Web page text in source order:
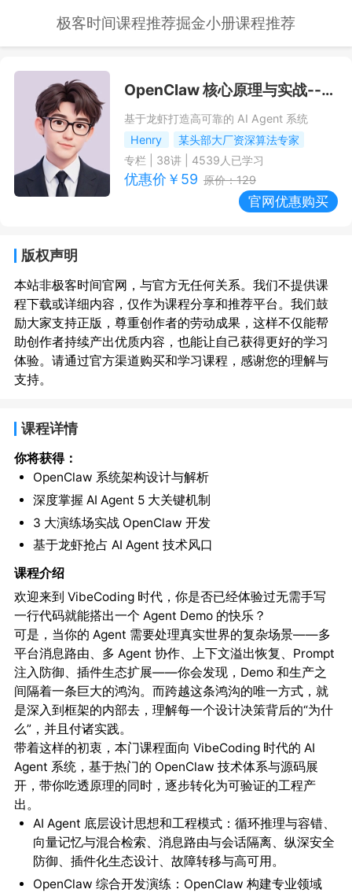
极客时间课程推荐掘金小册课程推荐
OpenClaw 核心原理与实战--极客时间课程推荐/优惠
基于龙虾打造高可靠的 AI Agent 系统
Henry
某头部大厂资深算法专家
专栏
38讲 | 4539 人已学习
优惠价￥ 59 原价：129
官网优惠购买
版权声明
本站非极客时间官网，与官方无任何关系。我们不提供课
程下载或详细内容，仅作为课程分享和推荐平台。我们鼓
励大家支持正版，尊重创作者的劳动成果，这样不仅能帮
助创作者持续产出优质内容，也能让自己获得更好的学习
体验。请通过官方渠道购买和学习课程，感谢您的理解与
支持。
课程详情
你将获得：
OpenClaw 系统架构设计与解析
深度掌握 AI Agent 5 大关键机制
3 大演练场实战 OpenClaw 开发
基于龙虾抢占 AI Agent 技术风口
课程介绍
欢迎来到 VibeCoding 时代，你是否已经体验过无需手写
一行代码就能搭出一个 Agent Demo 的快乐？
可是，当你的 Agent 需要处理真实世界的复杂场景——多
平台消息路由、多 Agent 协作、上下文溢出恢复、Prompt
注入防御、插件生态扩展——你会发现，Demo 和生产之
间隔着一条巨大的鸿沟。而跨越这条鸿沟的唯一方式，就
是深入到框架的内部去，理解每一个设计决策背后的“为什
么”，并且付诸实践。
带着这样的初衷，本门课程面向 VibeCoding 时代的 AI
Agent 系统，基于热门的 OpenClaw 技术体系与源码展
开，带你吃透原理的同时，逐步转化为可验证的工程产
出。
AI Agent 底层设计思想和工程模式：循环推理与容错、
向量记忆与混合检索、消息路由与会话隔离、纵深安全
防御、插件化生态设计、故障转移与高可用。
OpenClaw 综合开发演练：OpenClaw 构建专业领域